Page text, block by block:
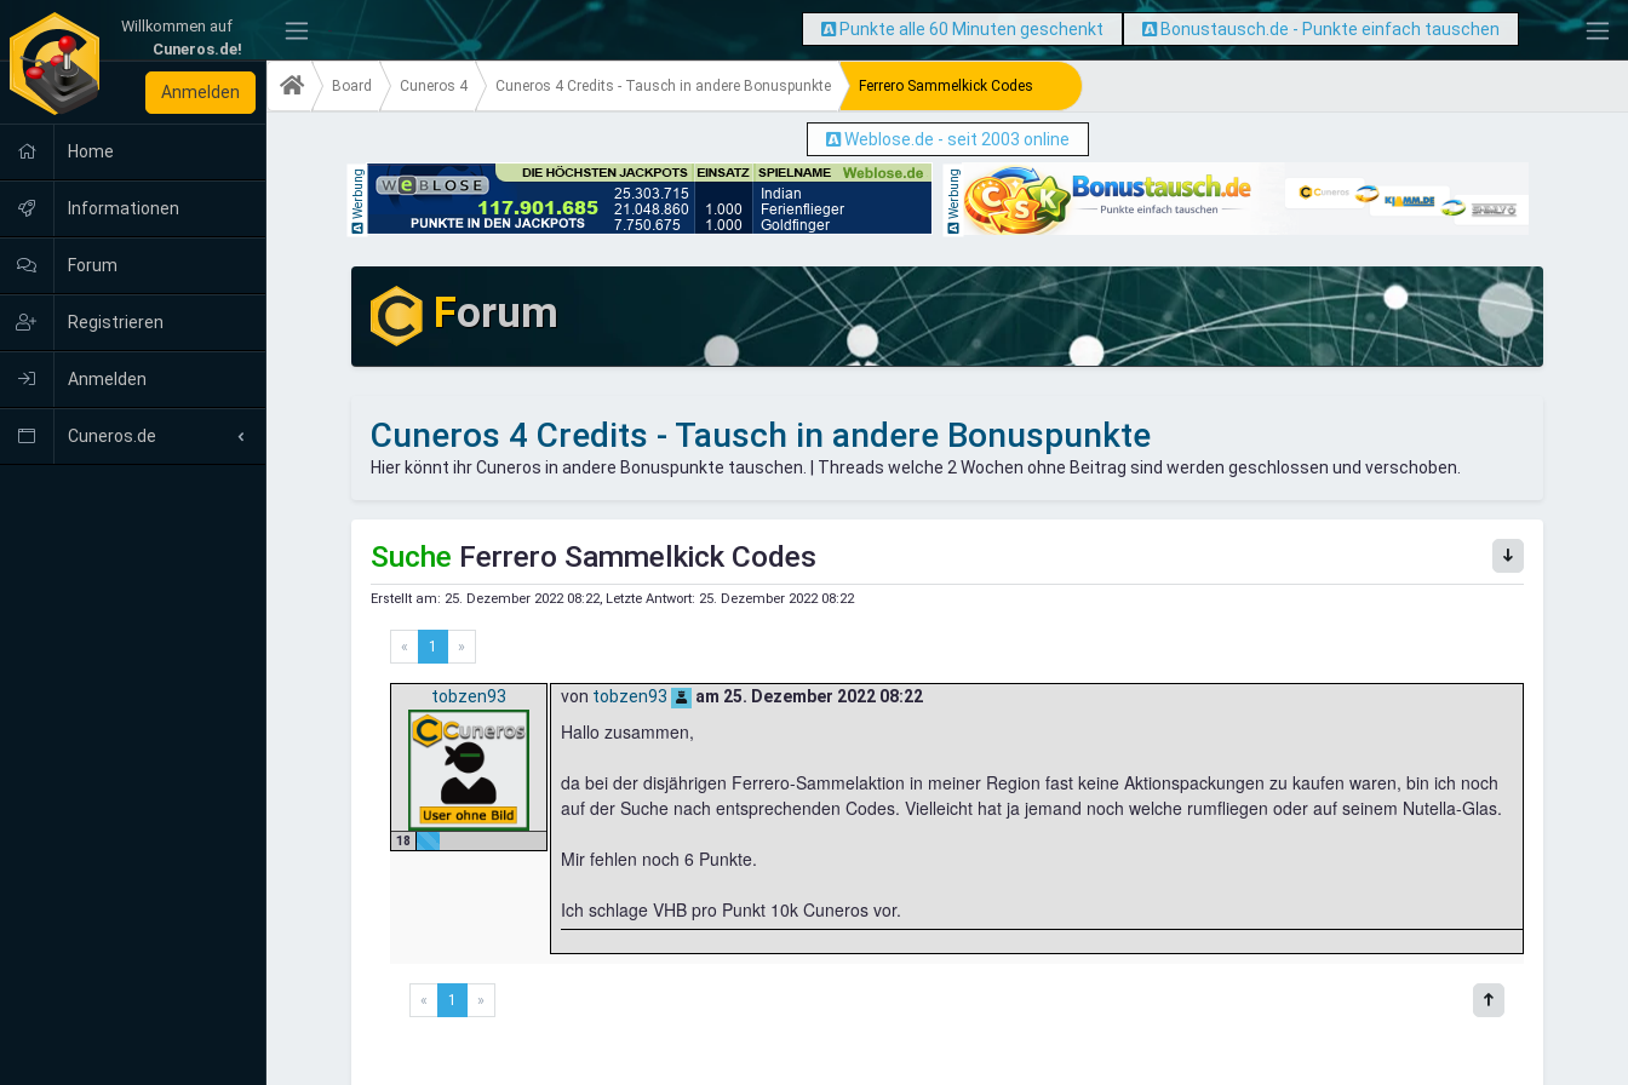
Willkommen auf
Cuneros.de!
- Punkte alle 60 Minuten geschenkt Bonustausch.de - Punkte einfach tauschen
Anmelden
Home
Informationen
Forum
Registrieren
Anmelden
Cuneros.de
Board Cuneros 4 Cuneros 4 Credits - Tausch in andere Bonuspunkte Ferrero Sammelkick Codes
Weblose.de - seit 2003 online
Werbung Werbung
Forum
Cuneros 4 Credits - Tausch in andere Bonuspunkte
Hier könnt ihr Cuneros in andere Bonuspunkte tauschen. | Threads welche 2 Wochen ohne Beitrag sind werden geschlossen und verschoben.
Suche Ferrero Sammelkick Codes
Erstellt am: 25. Dezember 2022 08:22, Letzte Antwort: 25. Dezember 2022 08:22
« 1 »
tobzen93
18
von tobzen93 am 25. Dezember 2022 08:22
Hallo zusammen,
da bei der disjährigen Ferrero-Sammelaktion in meiner Region fast keine Aktionspackungen zu kaufen waren, bin ich noch
auf der Suche nach entsprechenden Codes. Vielleicht hat ja jemand noch welche rumfliegen oder auf seinem Nutella-Glas.
Mir fehlen noch 6 Punkte.
Ich schlage VHB pro Punkt 10k Cuneros vor.
« 1 »